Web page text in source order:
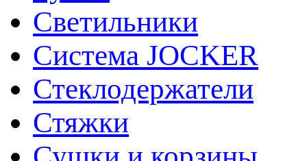
Светильники
Система JOCKER
Стеклодержатели
Стяжки